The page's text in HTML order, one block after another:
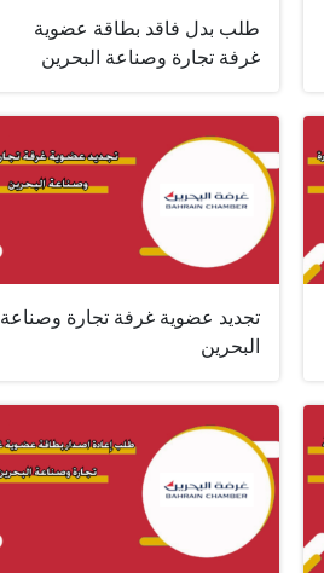
طلب بدل فاقد بطاقة عضوية
غرفة تجارة وصناعة البحرين
تجديد عضوية غرفة تجارة وصناعة
البحرين